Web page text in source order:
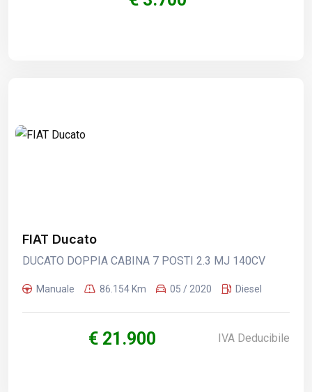
FIAT Ducato
DUCATO DOPPIA CABINA 7 POSTI 2.3 MJ 140CV
Manuale 86.154 Km 05 / 2020 Diesel
€ 21.900 IVA Deducibile